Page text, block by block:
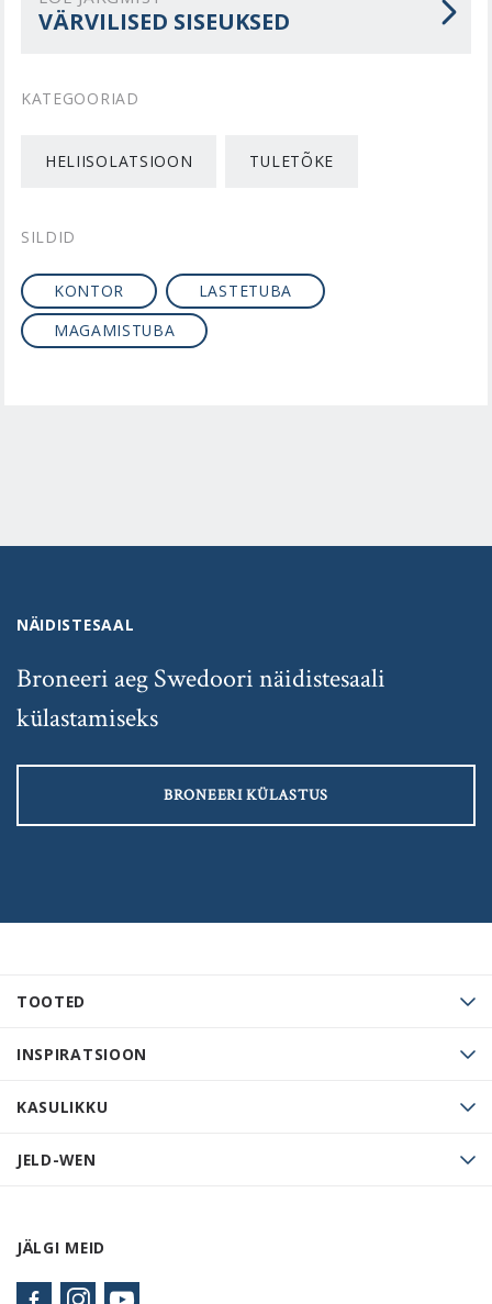
VÄRVILISED SISEUKSED
KATEGOORIAD
HELIISOLATSIOON TULETÕKE
SILDID
KONTOR
LASTETUBA
MAGAMISTUBA
TOOTED
INSPIRATSIOON
KASULIKKU
JELD-WEN
JÄLGI MEID
NÄIDISTESAAL
Broneeri aeg Swedoori näidistesaali
külastamiseks
BRONEERI KÜLASTUS